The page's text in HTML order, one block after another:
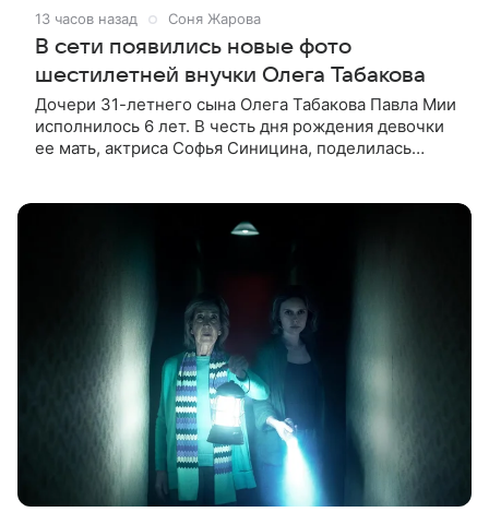
13 часов назад Соня Жарова
В сети появились новые фото
шестилетней внучки Олега Табакова
Дочери 31-летнего сына Олега Табакова Павла Мии
исполнилось 6 лет. В честь дня рождения девочки
ее мать, актриса Софья Синицина, поделилась